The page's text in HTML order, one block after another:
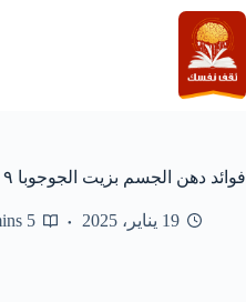
التجاوز
إلى
المحتوى
فوائد دهن الجسم بزيت الجوجوبا ٩ أسباب لاستعماله يومياً
19 يناير، 2025 5 mins